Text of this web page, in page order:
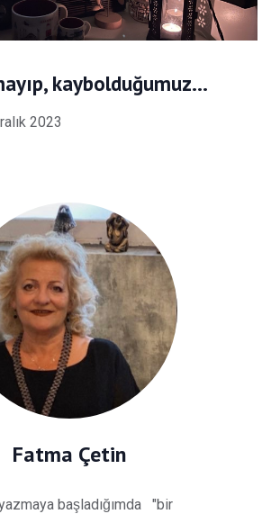
kaybolduğumuz…
2023
Fatma Çetin
başladığımda "bir